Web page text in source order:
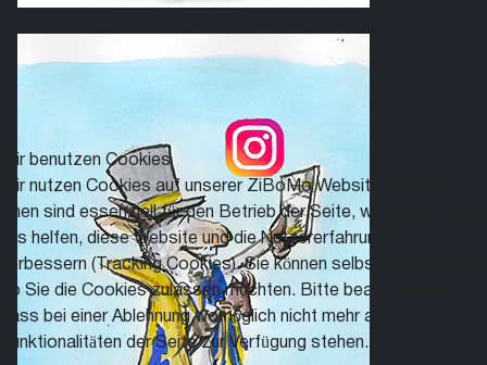
Wir benutzen Cookies
Wir nutzen Cookies auf unserer ZiBoMo Website. Einige von
ihnen sind essenziell für den Betrieb der Seite, während andere
uns helfen, diese Website und die Nutzererfahrung zu
verbessern (Tracking Cookies). Sie können selbst entscheiden,
ob Sie die Cookies zulassen möchten. Bitte beachten Sie,
dass bei einer Ablehnung womöglich nicht mehr alle
Funktionalitäten der Seite zur Verfügung stehen.